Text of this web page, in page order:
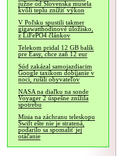
južne od Slovenska musela
kvôli teplu znížiť výkon
V Poľsku spustili takmer
gigawatthodinové úložisko,
z LiFePO4 článkov
Telekom pridal 12 GB balík
pre Easy, chce zaň 12 eur
Súd zakázal samojazdiacim
Google taxíkom dobíjanie v
noci, rušili obyvateľov
NASA na diaľku na sonde
Voyager 2 úspešne znížila
spotrebu
Misia na záchranu teleskopu
Swift ešte nie je stratená,
podarilo sa spomaliť jej
otáčanie